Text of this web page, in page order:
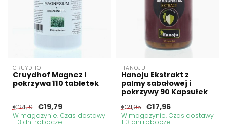
CRUYDHOF
Cruydhof Magnez i
pokrzywa 110 tabletek
€24,19 €19,79
W magazynie. Czas dostawy
1-3 dni robocze
HANOJU
Hanoju Ekstrakt z
palmy sabałowej i
pokrzywy 90 Kapsułek
€21,95 €17,96
W magazynie. Czas dostawy
1-3 dni robocze